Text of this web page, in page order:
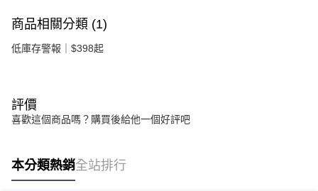
商品相關分類 (1)
低庫存警報｜$398起
評價
喜歡這個商品嗎？購買後給他一個好評吧
本分類熱銷全站排行